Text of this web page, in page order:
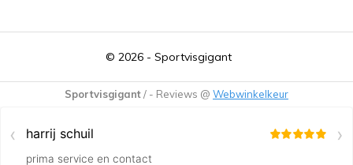
© 2026 - Sportvisgigant
Sportvisgigant/ - Reviews @ Webwinkelkeur